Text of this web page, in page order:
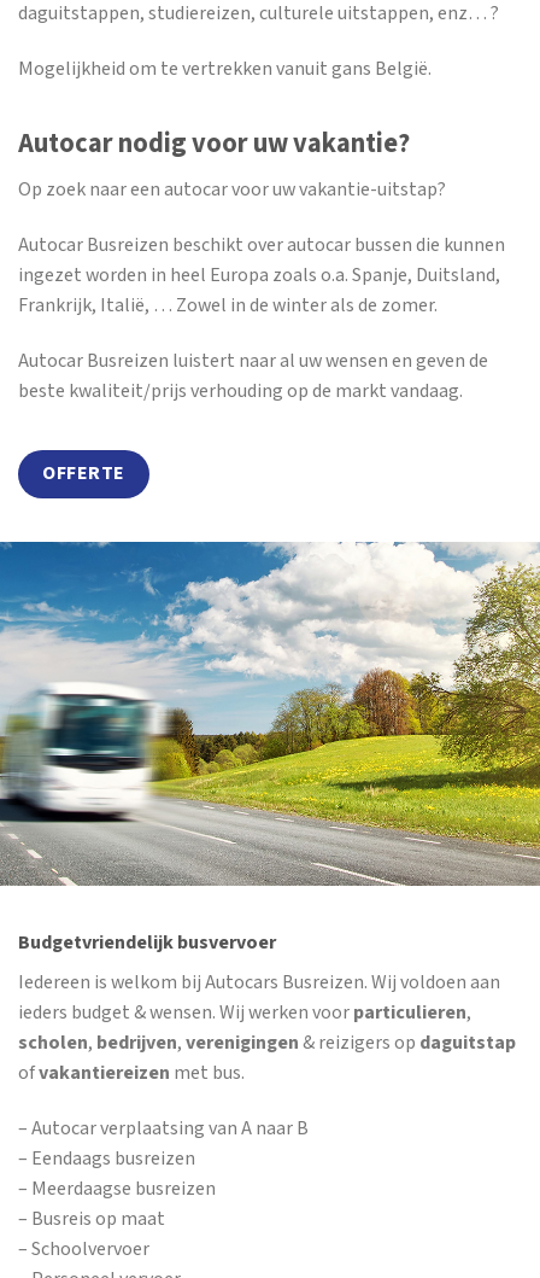
daguitstappen, studiereizen, culturele uitstappen, enz… ?
Mogelijkheid om te vertrekken vanuit gans België.
Autocar nodig voor uw vakantie?
Op zoek naar een autocar voor uw vakantie-uitstap?
Autocar Busreizen beschikt over autocar bussen die kunnen
ingezet worden in heel Europa zoals o.a. Spanje, Duitsland,
Frankrijk, Italië, … Zowel in de winter als de zomer.
Autocar Busreizen luistert naar al uw wensen en geven de
beste kwaliteit/prijs verhouding op de markt vandaag.
OFFERTE
Budgetvriendelijk busvervoer
Iedereen is welkom bij Autocars Busreizen. Wij voldoen aan
ieders budget & wensen. Wij werken voorparticulieren,
scholen, bedrijven,verenigingen& reizigers op daguitstap
ofvakantiereizen met bus.
– Autocar verplaatsing van A naar B
– Eendaags busreizen
– Meerdaagse busreizen
– Busreis op maat
– Schoolvervoer